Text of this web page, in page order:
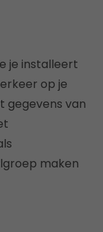
je installeert
op je
gegevens van
maken